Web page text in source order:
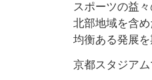
スポーツの益々
北部地域を含
均衡ある発展を
京都スタジアム